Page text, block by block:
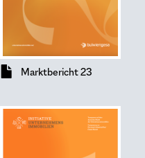
Dokument
Marktbericht 23